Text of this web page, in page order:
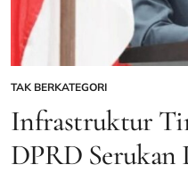
POSTED
IN
TAK BERKATEGORI
Infrastruktur
DPRD Serukan